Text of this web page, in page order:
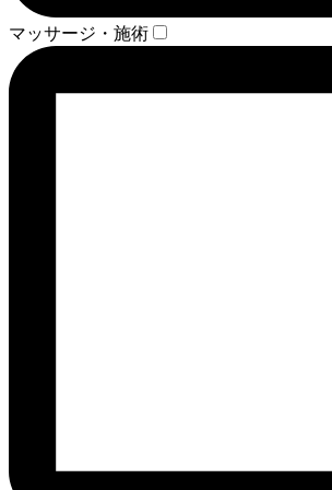
マッサージ・施術